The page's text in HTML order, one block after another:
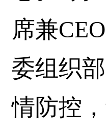
席兼
委组织
情防控